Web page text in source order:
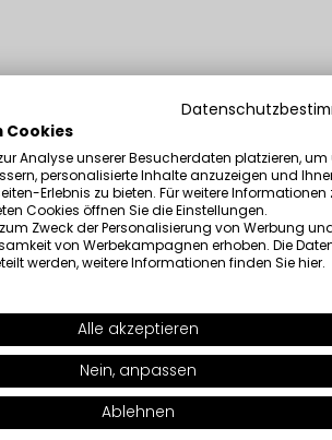
Cookies
Analyse unserer Besucherdaten platzieren, um
personalisierte Inhalte anzuzeigen und
Erlebnis zu bieten. Für weitere Informationen
Cookies öffnen Sie die Einstellungen.
Zweck der Personalisierung von Werbung
von Werbekampagnen erhoben. Die
werden, weitere Informationen finden Siehier.
Alle akzeptieren
Nein, anpassen
Ablehnen